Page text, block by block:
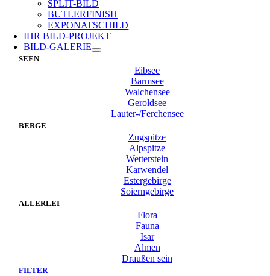
SPLIT-BILD
BUTLERFINISH
EXPONATSCHILD
IHR BILD-PROJEKT
BILD-GALERIE
SEEN
Eibsee
Barmsee
Walchensee
Geroldsee
Lauter-/Ferchensee
BERGE
Zugspitze
Alpspitze
Wetterstein
Karwendel
Estergebirge
Soierngebirge
ALLERLEI
Flora
Fauna
Isar
Almen
Draußen sein
FILTER